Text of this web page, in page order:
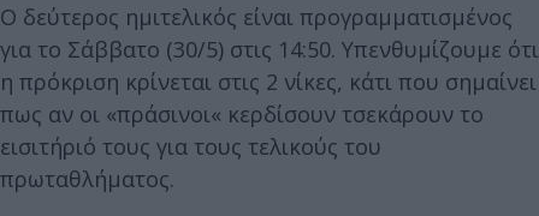
Ο δεύτερος ημιτελικός είναι προγραμματισμένος
για το Σάββατο (30/5) στις 14:50. Υπενθυμίζουμε ότι
η πρόκριση κρίνεται στις 2 νίκες, κάτι που σημαίνει
πως αν οι «πράσινοι« κερδίσουν τσεκάρουν το
εισιτήριό τους για τους τελικούς του
πρωταθλήματος.